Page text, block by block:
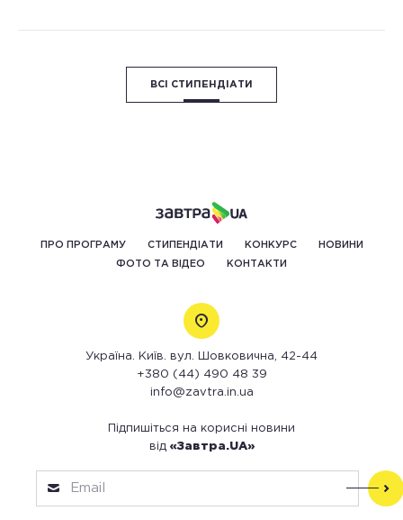
ВСІ СТИПЕНДІАТИ
ПРО ПРОГРАМУ СТИПЕНДІАТИ КОНКУРС НОВИНИ
ФОТО ТА ВІДЕО КОНТАКТИ
Україна. Київ. вул. Шовковична, 42-44
+380 (44) 490 48 39
info@zavtra.in.ua
Підпишіться на корисні новини
від «Завтра.UA»